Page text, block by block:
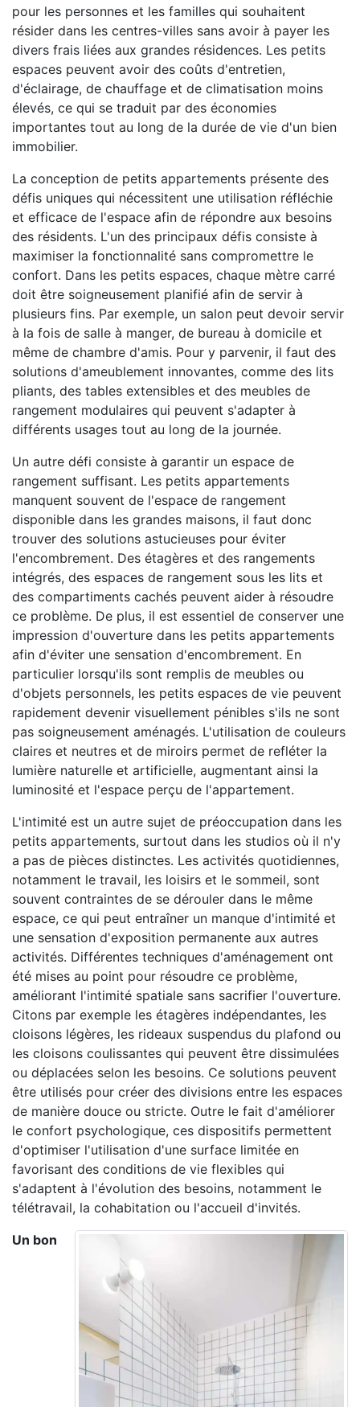
pour les personnes et les familles qui souhaitent
résider dans les centres-villes sans avoir à payer les
divers frais liées aux grandes résidences. Les petits
espaces peuvent avoir des coûts d'entretien,
d'éclairage, de chauffage et de climatisation moins
élevés, ce qui se traduit par des économies
importantes tout au long de la durée de vie d'un bien
immobilier.
La conception de petits appartements présente des
défis uniques qui nécessitent une utilisation réfléchie
et efficace de l'espace afin de répondre aux besoins
des résidents. L'un des principaux défis consiste à
maximiser la fonctionnalité sans compromettre le
confort. Dans les petits espaces, chaque mètre carré
doit être soigneusement planifié afin de servir à
plusieurs fins. Par exemple, un salon peut devoir servir
à la fois de salle à manger, de bureau à domicile et
même de chambre d'amis. Pour y parvenir, il faut des
solutions d'ameublement innovantes, comme des lits
pliants, des tables extensibles et des meubles de
rangement modulaires qui peuvent s'adapter à
différents usages tout au long de la journée.
Un autre défi consiste à garantir un espace de
rangement suffisant. Les petits appartements
manquent souvent de l'espace de rangement
disponible dans les grandes maisons, il faut donc
trouver des solutions astucieuses pour éviter
l'encombrement. Des étagères et des rangements
intégrés, des espaces de rangement sous les lits et
des compartiments cachés peuvent aider à résoudre
ce problème. De plus, il est essentiel de conserver une
impression d'ouverture dans les petits appartements
afin d'éviter une sensation d'encombrement. En
particulier lorsqu'ils sont remplis de meubles ou
d'objets personnels, les petits espaces de vie peuvent
rapidement devenir visuellement pénibles s'ils ne sont
pas soigneusement aménagés. L'utilisation de couleurs
claires et neutres et de miroirs permet de refléter la
lumière naturelle et artificielle, augmentant ainsi la
luminosité et l'espace perçu de l'appartement.
L'intimité est un autre sujet de préoccupation dans les
petits appartements, surtout dans les studios où il n'y
a pas de pièces distinctes. Les activités quotidiennes,
notamment le travail, les loisirs et le sommeil, sont
souvent contraintes de se dérouler dans le même
espace, ce qui peut entraîner un manque d'intimité et
une sensation d'exposition permanente aux autres
activités. Différentes techniques d'aménagement ont
été mises au point pour résoudre ce problème,
améliorant l'intimité spatiale sans sacrifier l'ouverture.
Citons par exemple les étagères indépendantes, les
cloisons légères, les rideaux suspendus du plafond ou
les cloisons coulissantes qui peuvent être dissimulées
ou déplacées selon les besoins. Ce solutions peuvent
être utilisés pour créer des divisions entre les espaces
de manière douce ou stricte. Outre le fait d'améliorer
le confort psychologique, ces dispositifs permettent
d'optimiser l'utilisation d'une surface limitée en
favorisant des conditions de vie flexibles qui
s'adaptent à l'évolution des besoins, notamment le
télétravail, la cohabitation ou l'accueil d'invités.
Un bon